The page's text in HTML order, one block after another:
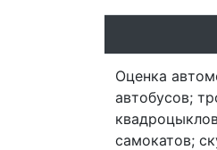
Оценка
автобусов;
самокатов;